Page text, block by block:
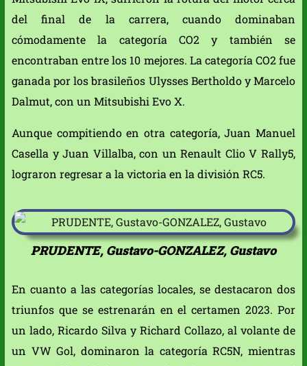
del final de la carrera, cuando dominaban
cómodamente la categoría CO2 y también se
encontraban entre los 10 mejores. La categoría CO2 fue
ganada por los brasileños Ulysses Bertholdo y Marcelo
Dalmut, con un Mitsubishi Evo X.
Aunque compitiendo en otra categoría, Juan Manuel
Casella y Juan Villalba, con un Renault Clio V Rally5,
lograron regresar a la victoria en la división RC5.
PRUDENTE, Gustavo-GONZALEZ, Gustavo
En cuanto a las categorías locales, se destacaron dos
triunfos que se estrenarán en el certamen 2023. Por
un lado, Ricardo Silva y Richard Collazo, al volante de
un VW Gol, dominaron la categoría RC5N, mientras